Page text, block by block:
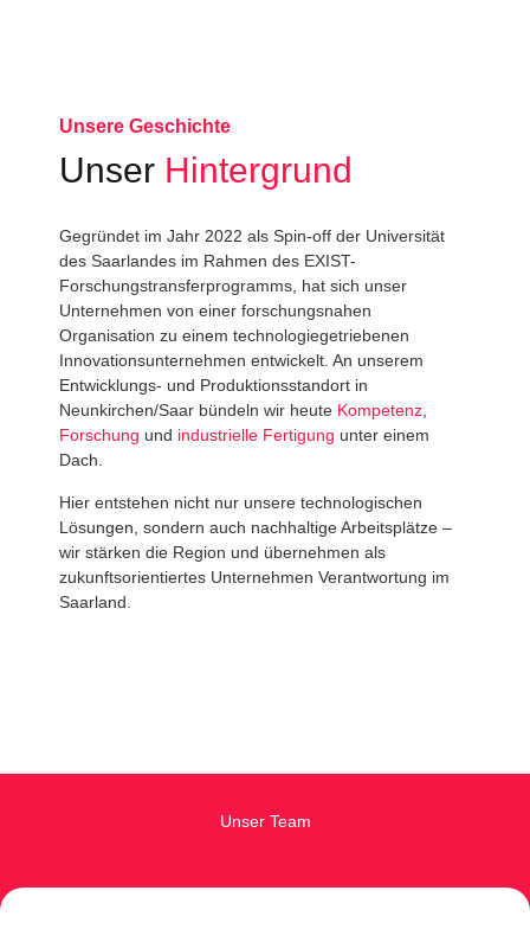
Unsere Geschichte
Unser Hintergrund
Gegründet im Jahr 2022 als Spin-off der Universität
des Saarlandes im Rahmen des EXIST-
Forschungstransferprogramms, hat sich unser
Unternehmen von einer forschungsnahen
Organisation zu einem technologiegetriebenen
Innovationsunternehmen entwickelt. An unserem
Entwicklungs- und Produktionsstandort in
Neunkirchen/Saar bündeln wir heute Kompetenz,
Forschung und industrielle Fertigung unter einem
Dach.
Hier entstehen nicht nur unsere technologischen
Lösungen, sondern auch nachhaltige Arbeitsplätze –
wir stärken die Region und übernehmen als
zukunftsorientiertes Unternehmen Verantwortung im
Saarland.
Unser Team